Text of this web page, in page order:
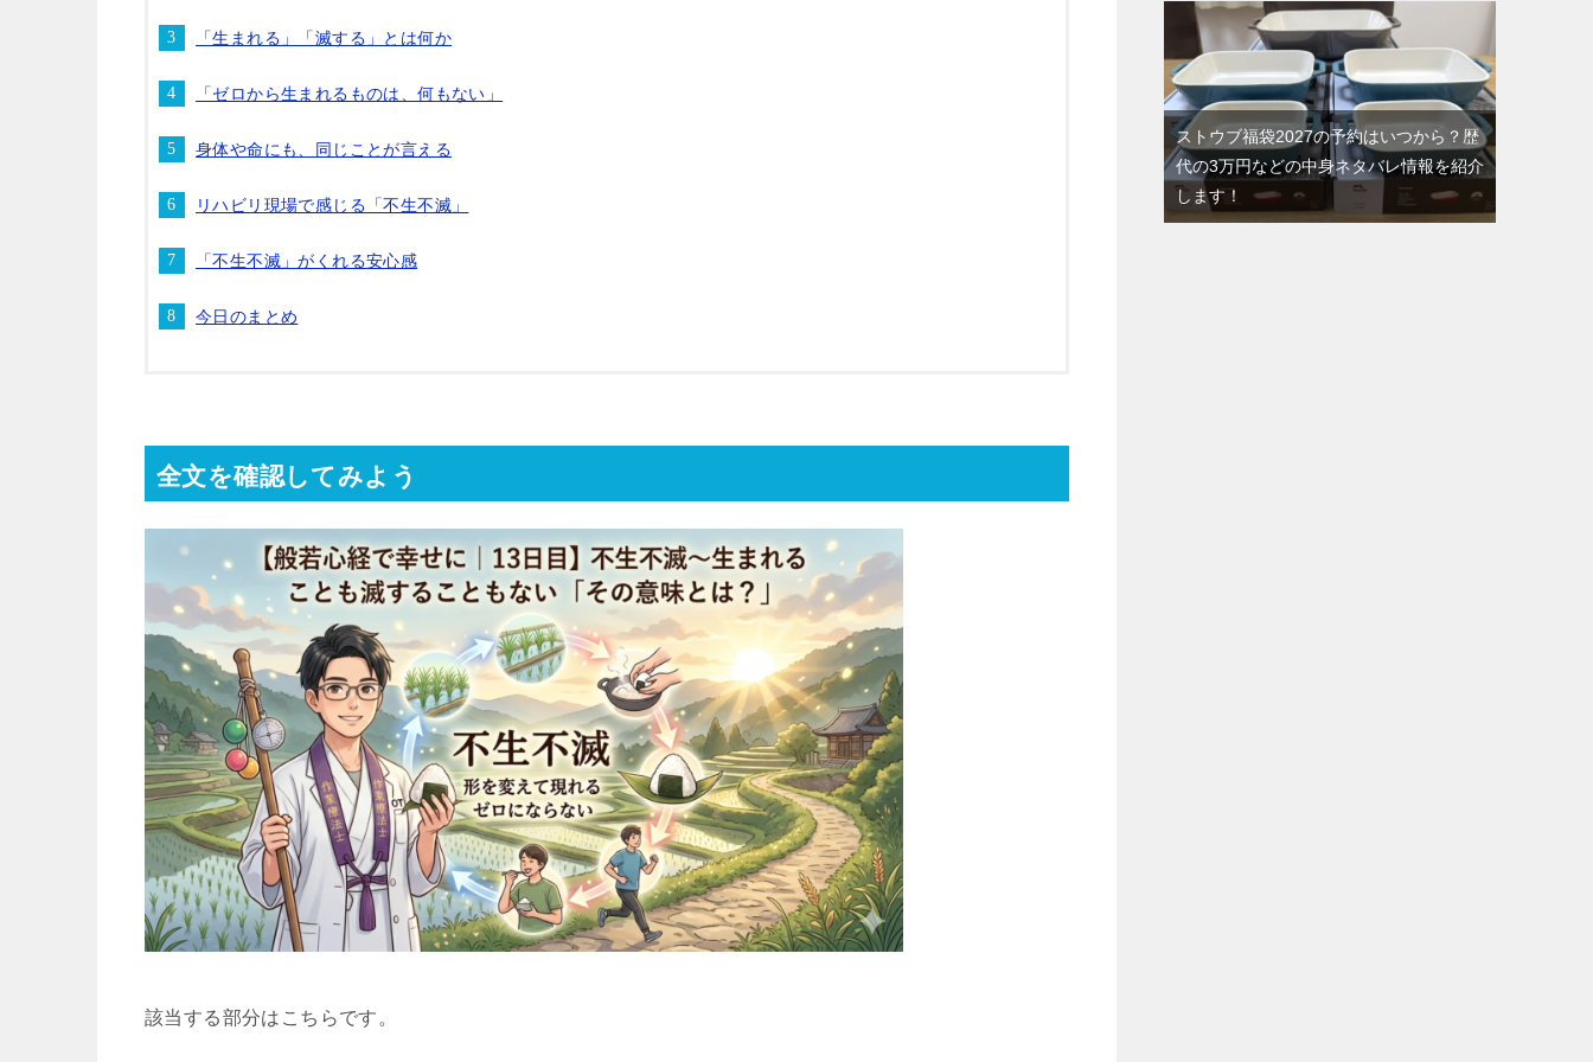
「生まれる」「滅する」とは何か
「ゼロから生まれるものは、何もない」
身体や命にも、同じことが言える
リハビリ現場で感じる「不生不滅」
「不生不滅」がくれる安心感
今日のまとめ
全文を確認してみよう
該当する部分はこちらです。
ストウブ福袋2027の予約はいつから？歴
代の3万円などの中身ネタバレ情報を紹介
します！